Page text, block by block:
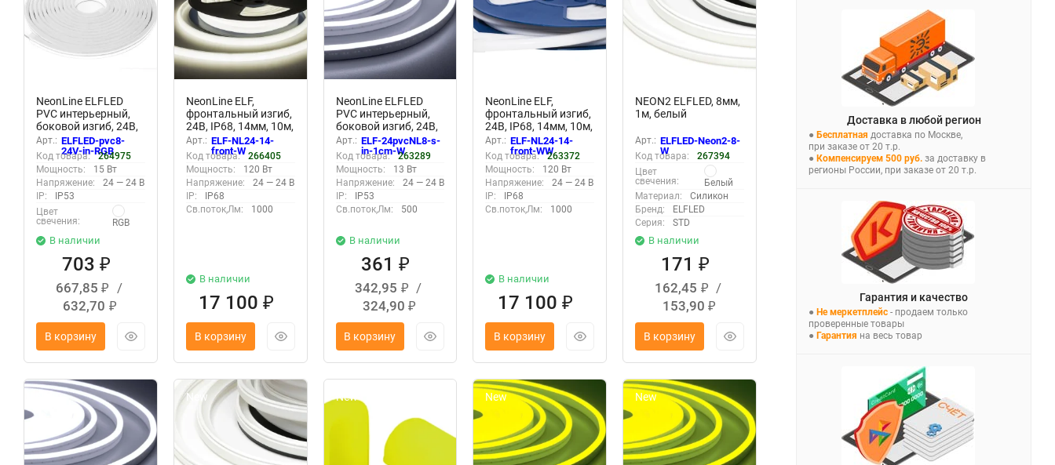
NeonLine ELFLED
PVC интерьерный,
боковой изгиб, 24В,
IP53, 8мм, 1м, RGB
Арт.: ELFLED-pvc8-
24V-in-RGB
Код товара:
264975
Мощность:
15 Вт
Напряжение:
24 — 24 В
IP:
IP53
Цвет
свечения:
RGB
В наличии
703 ₽
667,85 ₽
/
632,70 ₽
В корзину
NeonLine ELF,
фронтальный изгиб,
24В, IP68, 14мм, 10м,
белый
Арт.: ELF-NL24-14-
front-W
Код товара:
266405
Мощность:
120 Вт
Напряжение:
24 — 24 В
IP:
IP68
Св.поток,Лм:
1000
В наличии
17 100 ₽
В корзину
NeonLine ELFLED
PVC интерьерный,
боковой изгиб, 24В,
IP53, 8мм, 1м,
кратность реза 1см,
белый
Арт.: ELF-24pvcNL8-s-
in-1cm-W
Код товара:
263289
Мощность:
13 Вт
Напряжение:
24 — 24 В
IP:
IP53
Св.поток,Лм:
500
В наличии
361₽
342,95 ₽
/
324,90 ₽
В корзину
NeonLine ELF,
фронтальный изгиб,
24В, IP68, 14мм, 10м,
теплый белый
Арт.: ELF-NL24-14-
front-WW
Код товара:
263372
Мощность:
120 Вт
Напряжение:
24 — 24 В
IP:
IP68
Св.поток,Лм:
1000
В наличии
17 100₽
В корзину
NEON2 ELFLED, 8мм,
1м, белый
Арт.: ELFLED-Neon2-8-
W
Код товара:
267394
Цвет
свечения:
Белый
Материал:
Силикон
Бренд:
ELFLED
Серия:
STD
В наличии
171₽
162,45 ₽
/
153,90 ₽
В корзину
New New New New
Доставка в любой регион
● Бесплатная доставка по Москве,
при заказе от 20 т.р.
● Компенсируем 500 руб. за доставку в
регионы России, при заказе от 20 т.р.
Гарантия и качество
● Не меркетплейс - продаем только
проверенные товары
● Гарантия на весь товар